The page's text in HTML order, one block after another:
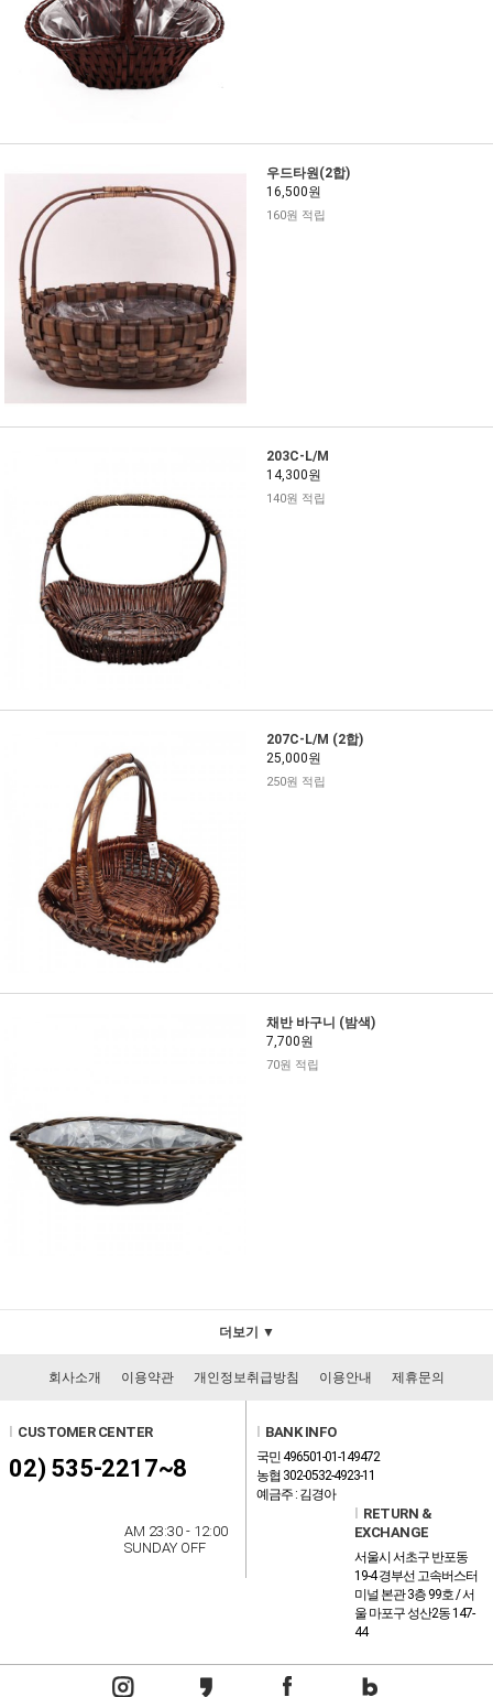
우드타원(2합)
16,500원
160원 적립
203C-L/M
14,300원
140원 적립
207C-L/M (2합)
25,000원
250원 적립
채반 바구니 (밤색)
7,700원
70원 적립
더보기 ▼
회사소개 이용약관 개인정보취급방침 이용안내 제휴문의
CUSTOMER CENTER
02) 535-2217~8
AM 23:30 - 12:00
SUNDAY OFF
BANK INFO
국민 496501-01-149472
농협 302-0532-4923-11
예금주 : 김경아
RETURN &
EXCHANGE
서울시 서초구 반포동
19-4 경부선 고속버스터
미널 본관 3층 99호 / 서
울 마포구 성산2동 147-
44